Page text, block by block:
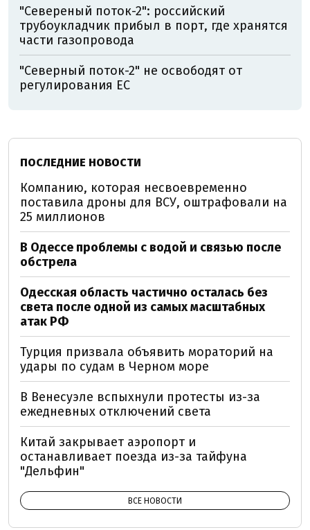
"Севереный поток-2": российский
трубоукладчик прибыл в порт, где хранятся
части газопровода
"Северный поток-2" не освободят от
регулирования ЕС
ПОСЛЕДНИЕ НОВОСТИ
Компанию, которая несвоевременно
поставила дроны для ВСУ, оштрафовали на
25 миллионов
В Одессе проблемы с водой и связью после
обстрела
Одесская область частично осталась без
света после одной из самых масштабных
атак РФ
Турция призвала объявить мораторий на
удары по судам в Черном море
В Венесуэле вспыхнули протесты из-за
ежедневных отключений света
Китай закрывает аэропорт и
останавливает поезда из-за тайфуна
"Дельфин"
ВСЕ НОВОСТИ